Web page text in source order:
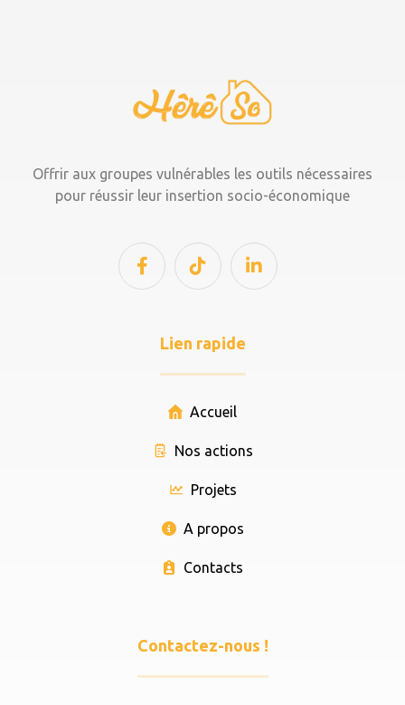
Offrir aux groupes vulnérables les outils nécessaires
pour réussir leur insertion socio-économique
Lien rapide
Accueil
Nos actions
Projets
A propos
Contacts
Contactez-nous !